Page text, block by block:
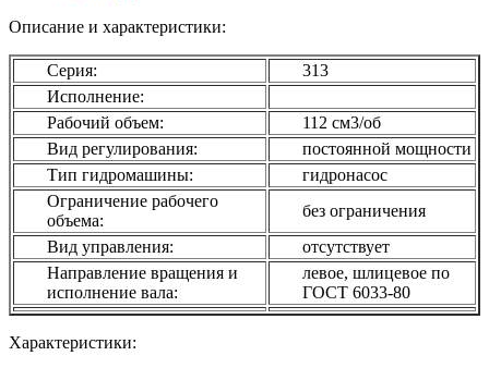
Описание и характеристики:
Серия:
313
Исполнение:
Рабочий объем:
112 см3/об
Вид регулирования:
постоянной мощности
Тип гидромашины:
гидронасос
Ограничение рабочего
объема:
без ограничения
Вид управления:
отсутствует
Направление вращения и
исполнение вала:
левое, шлицевое по
ГОСТ 6033-80
Характеристики: